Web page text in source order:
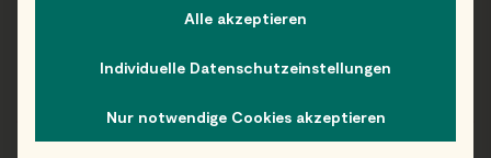
Alle akzeptieren
Individuelle Datenschutzeinstellungen
Nur notwendige Cookies akzeptieren